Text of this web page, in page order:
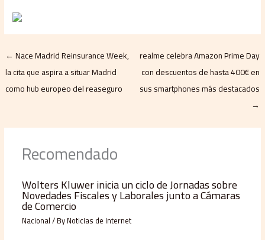
←Nace Madrid Reinsurance Week,
la cita que aspira a situar Madrid
como hub europeo del reaseguro
realme celebra Amazon Prime Day
con descuentos de hasta 400€ en
sus smartphones más destacados
→
Recomendado
Wolters Kluwer inicia un ciclo de Jornadas sobre
Novedades Fiscales y Laborales junto a Cámaras
de Comercio
Nacional/ ByNoticias de Internet